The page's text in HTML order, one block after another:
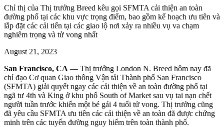
Chỉ thị của Thị trưởng Breed kêu gọi SFMTA cải thiện an toàn
đường phố tại các khu vực trọng điểm, bao gồm kế hoạch ưu tiên và
lắp đặt các cải tiến tại các giao lộ nơi xảy ra nhiều vụ va chạm
nghiêm trọng và tử vong nhất
August 21, 2023
San Francisco, CA — Thị trưởng London N. Breed hôm nay đã
chỉ đạo Cơ quan Giao thông Vận tải Thành phố San Francisco
(SFMTA) giải quyết ngay các cải thiện về an toàn đường phố tại
ngã tư 4th và King ở khu phố South of Market sau vụ tai nạn chết
người tuần trước khiến một bé gái 4 tuổi tử vong. Thị trưởng cũng
đã yêu cầu SFMTA ưu tiên các cải thiện về an toàn đã được chứng
minh trên các tuyến đường nguy hiểm trên toàn thành phố.